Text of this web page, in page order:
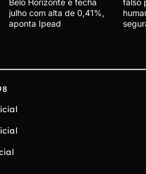
julho com alta de 0,41%,
aponta Ipead